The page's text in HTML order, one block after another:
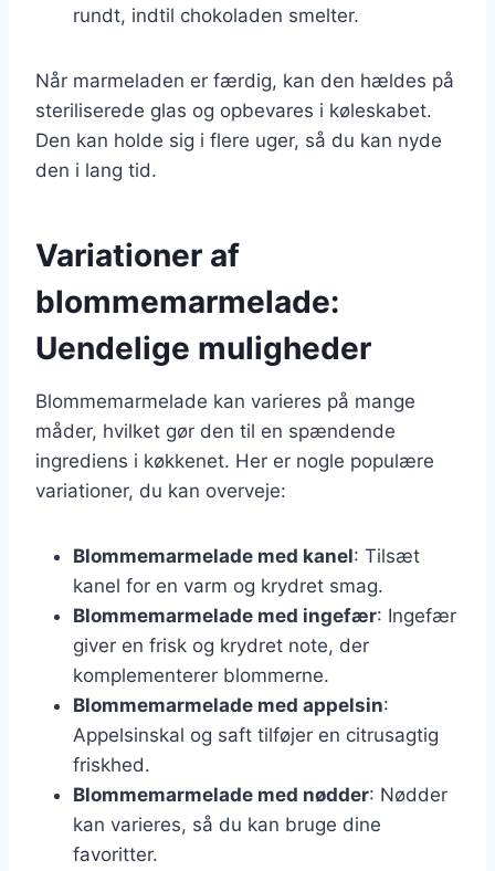
rundt, indtil chokoladen smelter.
Når marmeladen er færdig, kan den hældes på
steriliserede glas og opbevares i køleskabet.
Den kan holde sig i flere uger, så du kan nyde
den i lang tid.
Variationer af
blommemarmelade:
Uendelige muligheder
Blommemarmelade kan varieres på mange
måder, hvilket gør den til en spændende
ingrediens i køkkenet. Her er nogle populære
variationer, du kan overveje:
Blommemarmelade med kanel: Tilsæt
kanel for en varm og krydret smag.
Blommemarmelade med ingefær: Ingefær
giver en frisk og krydret note, der
komplementerer blommerne.
Blommemarmelade med appelsin:
Appelsinskal og saft tilføjer en citrusagtig
friskhed.
Blommemarmelade med nødder: Nødder
kan varieres, så du kan bruge dine
favoritter.